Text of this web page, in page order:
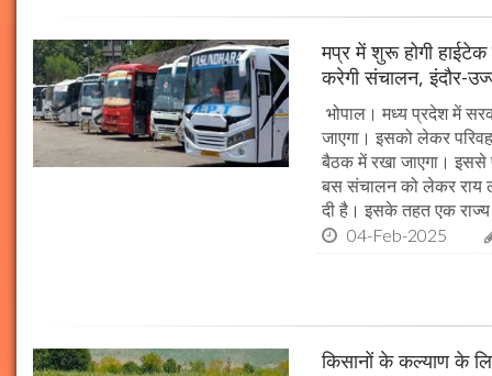
मप्र में शुरू होगी
करेगी संचालन, इंदौर-
भोपाल। मध्य प्रदेश में
जाएगा। इसको लेकर
बैठक में रखा जाएगा। इससे
बस संचालन को लेकर राय
दी है। इसके तहत एक
04-Feb-2025
किसानों के कल्याण के